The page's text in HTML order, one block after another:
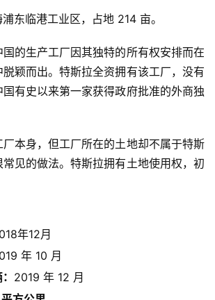
东临港工业区，占地 214 亩。
的生产工厂因其独特的所有权安排而在
颖而出。特斯拉全资拥有该工厂，没有
有史以来第一家获得政府批准的外商独
本身，但工厂所在的土地却不属于特斯
见的做法。特斯拉拥有土地使用权，初
年12月
年 10 月
2019 年 12 月